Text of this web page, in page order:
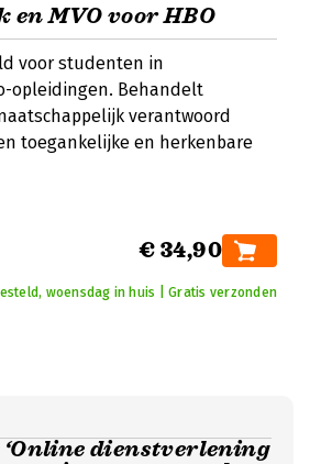
MVO voor HBO
voor studenten in
opleidingen. Behandelt
verantwoord
toegankelijke en herkenbare
€ 34,90
woensdag in huis | Gratis verzonden
dienstverlening